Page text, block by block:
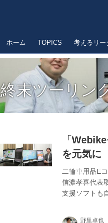
ホーム TOPICS 考えるリー
終末ツーリン
「
を元気に
二輪車用品E
信濃孝喜代表
支援ソフトも
ができるサ
野里卓也